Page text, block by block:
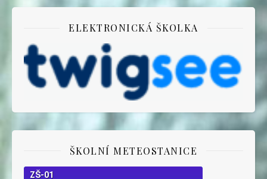
ELEKTRONICKÁ ŠKOLKA
ŠKOLNÍ METEOSTANICE